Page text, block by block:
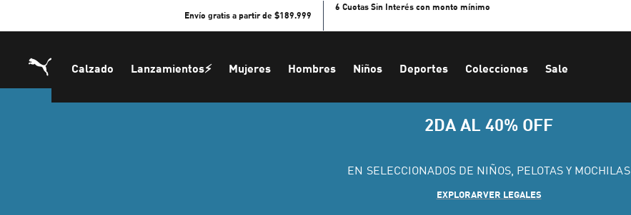
Envío gratis a partir de $189.999
6 Cuotas Sin Interés con monto mínimo
Calzado Lanzamientos⚡ Mujeres Hombres Niños Deportes Colecciones Sale
2DA AL 40% OFF
EN SELECCIONADOS DE NIÑOS, PELOTAS Y MOCHILAS
EXPLORARVER LEGALES